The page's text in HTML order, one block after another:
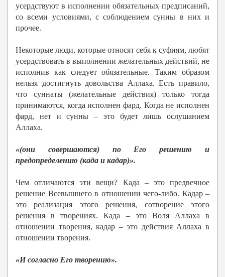
усердствуют в исполнении обязательных предписаний,
со всеми условиями, с соблюдением сунны в них и
прочее.
Некоторые люди, которые относят себя к суфиям, любят
усердствовать в выполнении желательных действий, не
исполнив как следует обязательные. Таким образом
нельзя достигнуть довольства Аллаха. Есть правило,
что суннаты (желательные действия) только тогда
принимаются, когда исполнен фард. Когда не исполнен
фард, нет и сунны – это будет лишь ослушанием
Аллаха.
«(они совершаются) по Его решению и
предопределению (када и кадар)».
Чем отличаются эти вещи? Када – это предвечное
решение Всевышнего в отношении чего-либо. Кадар –
это реализация этого решения, сотворение этого
решения в творениях. Када – это Воля Аллаха в
отношении творения, кадар – это действия Аллаха в
отношении творения.
«И согласно Его творению».